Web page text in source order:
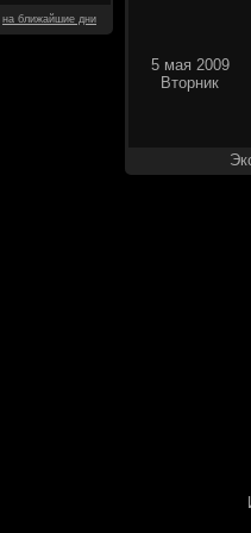
на ближайшие дни
5 мая 2009
Вторник